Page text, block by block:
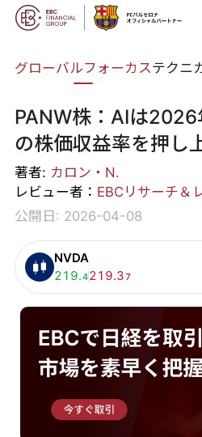
グローバルフォーカステクニ
PANW株：AIは2026
の株価収益率を押し
著者: カロン・N.
レビュー者： EBCリサーチ＆
公開日: 2026-04-08
NVDA
買い:
219.4売り:
219.3 7